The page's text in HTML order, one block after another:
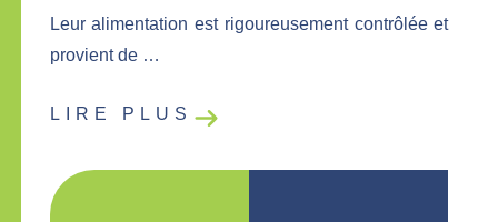
Leur alimentation est rigoureusement contrôlée et
provient de …
LIRE PLUS